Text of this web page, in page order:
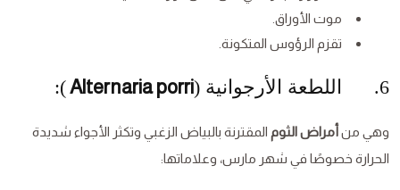
موت الأوراق.
تقزم الرؤوس المتكونة.
6. اللطعة الأرجوانية ( Alternaria porri
):
وهي منأمراض الثوم المقترنة بالبياض الزغبي وتكثر الأجواء شديدة
الحرارة خصوصًا في شهر مارس، وعلاماتها: